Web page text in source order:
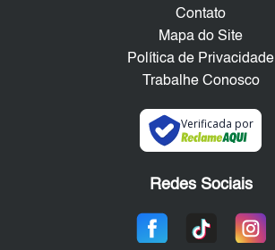
Contato
Mapa do Site
Política de Privacidade
Trabalhe Conosco
Verificada por
Redes Sociais